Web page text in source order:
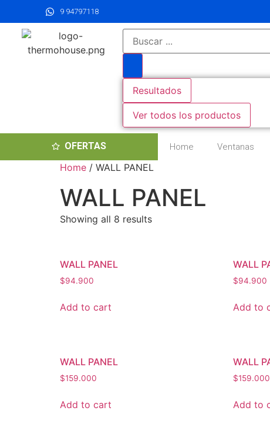
9 94797118
Resultados
Ver todos los productos
OFERTAS Home Ventanas
Home / WALL PANEL
WALL PANEL
Showing all 8 results
WALL PANEL
$94.900
Add to cart
WALL
$94.900
Add to
WALL PANEL
$159.000
Add to cart
WALL
$159.000
Add to